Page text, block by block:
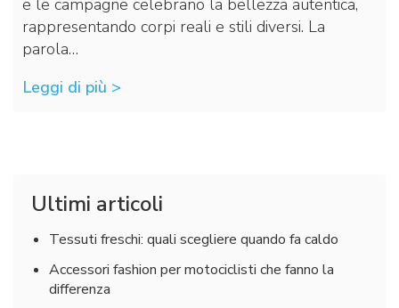
rappresentando corpi reali e stili diversi. La
parola…
Leggi di più >
Ultimi articoli
Tessuti freschi: quali scegliere quando fa caldo
Accessori fashion per motociclisti che fanno la
differenza